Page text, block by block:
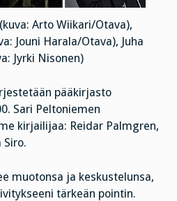
Arto Wiikari/Otava),
Jouni Harala/Otava), Juha
Jyrki Nisonen)
pääkirjasto
Sari Peltoniemen
kirjailijaa: Reidar Palmgren,
Siro.
muotonsa ja keskustelunsa,
tärkeän pointin.